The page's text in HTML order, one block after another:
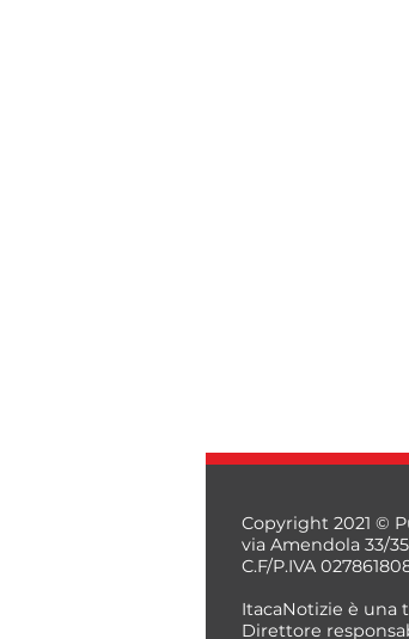
Copyright 2021 ©
via Amendola 33/
C.F/P.IVA
ItacaNotizie è una
Direttore